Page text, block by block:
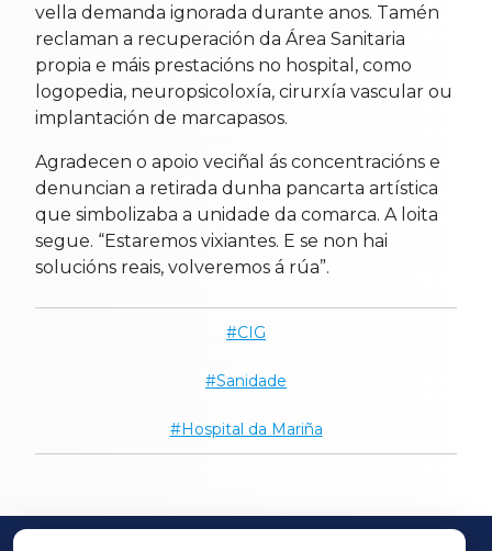
vella demanda ignorada durante anos. Tamén
reclaman a recuperación da Área Sanitaria
propia e máis prestacións no hospital, como
logopedia, neuropsicoloxía, cirurxía vascular ou
implantación de marcapasos.
Agradecen o apoio veciñal ás concentracións e
denuncian a retirada dunha pancarta artística
que simbolizaba a unidade da comarca. A loita
segue. “Estaremos vixiantes. E se non hai
solucións reais, volveremos á rúa”.
CIG
Sanidade
Hospital da Mariña